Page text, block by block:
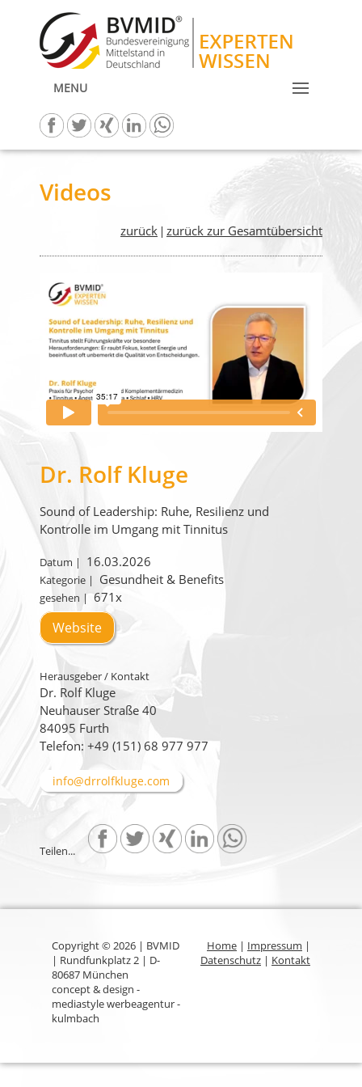
MENU
Videos
zurück | zurück zur Gesamtübersicht
Dr. Rolf Kluge
Sound of Leadership: Ruhe, Resilienz und
Kontrolle im Umgang mit Tinnitus
Datum | 16.03.2026
Kategorie | Gesundheit & Benefits
gesehen | 671x
Website
Herausgeber / Kontakt
Dr. Rolf Kluge
Neuhauser Straße 40
84095 Furth
Telefon: +49 (151) 68 977 977
info@drrolfkluge.com
Teilen...
Copyright © 2026 | BVMID
| Rundfunkplatz 2 | D-
80687 München
concept & design -
mediastyle werbeagentur -
kulmbach
Home | Impressum |
Datenschutz | Kontakt